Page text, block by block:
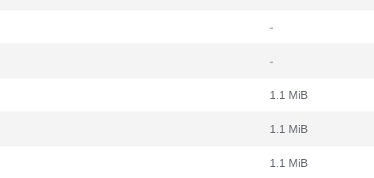
-
-
1.1 MiB
1.1 MiB
1.1 MiB